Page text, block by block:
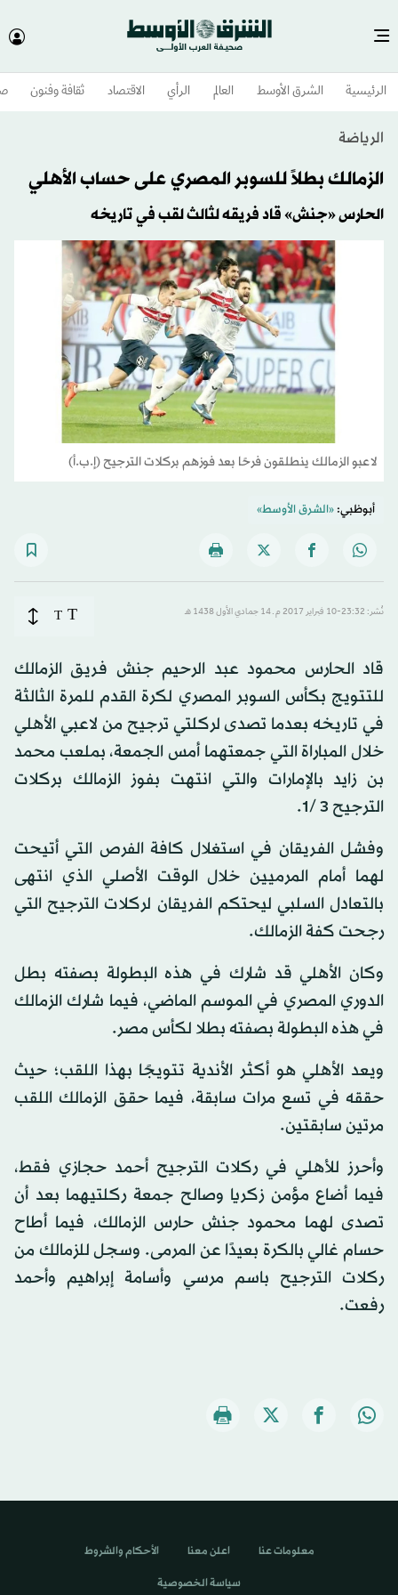
الرئيسية الشرق الأوسط​ العالم الرأي الاقتصاد ثقافة وفنون
الرياضة
الزمالك بطلاً للسوبر المصري على حساب الأهلي
الحارس «جنش» قاد فريقه لثالث لقب في تاريخه
لاعبو الزمالك ينطلقون فرحًا بعد فوزهم بركلات الترجيح (إ.ب.أ)
أبوظبي:«الشرق الأوسط»
نُشر: 23:32-10 فبراير 2017 م ـ 14 جمادي الأول 1438 هـ T
T
قاد الحارس محمود عبد الرحيم جنش فريق الزمالك
للتتويج بكأس السوبر المصري لكرة القدم للمرة الثالثة
في تاريخه بعدما تصدى لركلتي ترجيح من لاعبي الأهلي
خلال المباراة التي جمعتهما أمس الجمعة، بملعب محمد
بن زايد بالإمارات والتي انتهت بفوز الزمالك بركلات
الترجيح 3 /1.
وفشل الفريقان في استغلال كافة الفرص التي أتيحت
لهما أمام المرميين خلال الوقت الأصلي الذي انتهى
بالتعادل السلبي ليحتكم الفريقان لركلات الترجيح التي
رجحت كفة الزمالك.
وكان الأهلي قد شارك في هذه البطولة بصفته بطل
الدوري المصري في الموسم الماضي، فيما شارك الزمالك
في هذه البطولة بصفته بطلا لكأس مصر.
ويعد الأهلي هو أكثر الأندية تتويجًا بهذا اللقب؛ حيث
حققه في تسع مرات سابقة، فيما حقق الزمالك اللقب
مرتين سابقتين.
وأحرز للأهلي في ركلات الترجيح أحمد حجازي فقط،
فيما أضاع مؤمن زكريا وصالح جمعة ركلتيهما بعد أن
تصدى لهما محمود جنش حارس الزمالك، فيما أطاح
حسام غالي بالكرة بعيدًا عن المرمى. وسجل للزمالك من
ركلات الترجيح باسم مرسي وأسامة إبراهيم وأحمد
رفعت.
معلومات عنا اعلن معنا الأحكام والشروط
سياسة الخصوصية